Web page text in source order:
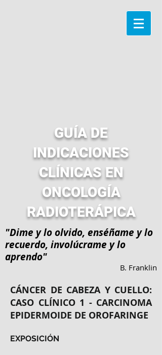
GUÍA DE
INDICACIONES
CLÍNICAS EN
ONCOLOGÍA
RADIOTERÁPICA
"Dime y lo olvido, enséñame y lo
recuerdo, involúcrame y lo
aprendo"
B. Franklin
CÁNCER DE CABEZA Y CUELLO:
CASO CLÍNICO 1 - CARCINOMA
EPIDERMOIDE DE OROFARINGE
EXPOSICIÓN